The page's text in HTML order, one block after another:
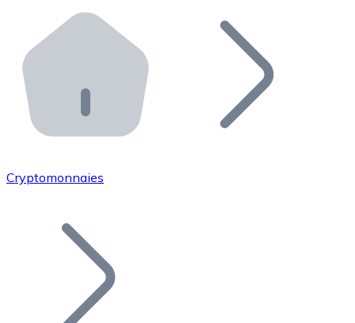
Distributeurs automatiques Bitnovo
Intégrez un ATM Bitnovo dans votre entreprise et
API Bitnovo
Intégrez notre API dans votre écosystème.
Rejoignez notre réseau de distributeurs et
Ajoutez le token de votre projet à notre service
Cryptomonnaies